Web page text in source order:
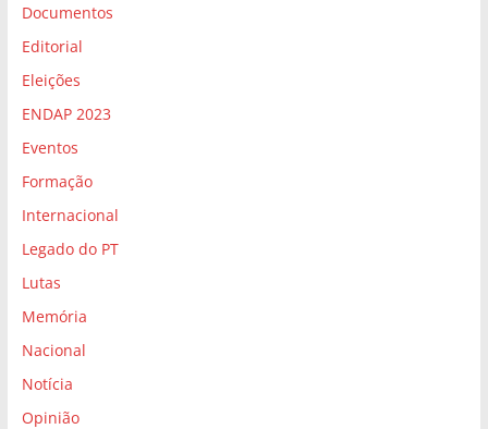
Documentos
Editorial
Eleições
ENDAP 2023
Eventos
Formação
Internacional
Legado do PT
Lutas
Memória
Nacional
Notícia
Opinião